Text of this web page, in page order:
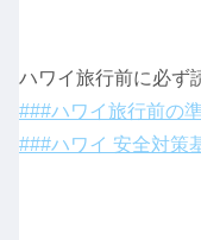
ハワイ旅行前に必ず
###ハワイ旅行前の
###ハワイ 安全対策